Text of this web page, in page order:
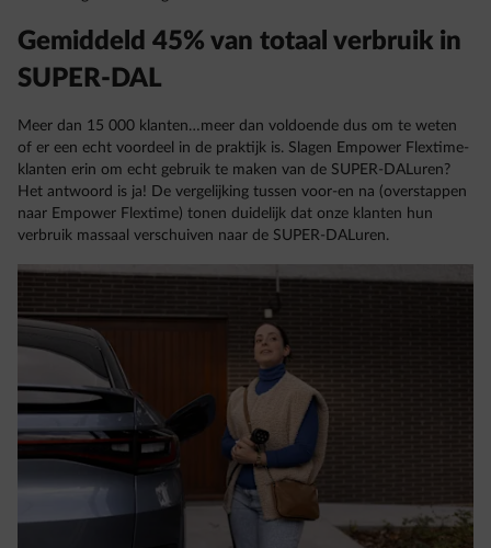
Gemiddeld 45% van totaal verbruik in
SUPER-DAL
Meer dan 15 000 klanten…meer dan voldoende dus om te weten
of er een echt voordeel in de praktijk is. Slagen Empower Flextime-
klanten erin om echt gebruik te maken van de SUPER-DALuren?
Het antwoord is ja! De vergelijking tussen voor-en na (overstappen
naar Empower Flextime) tonen duidelijk dat onze klanten hun
verbruik massaal verschuiven naar de SUPER-DALuren.